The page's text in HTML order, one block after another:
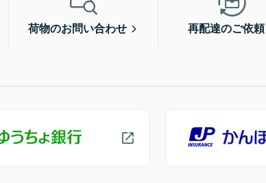
荷物のお問い合わせ 再配達のご依頼